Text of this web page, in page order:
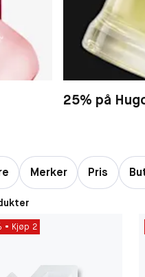
25% på
Merker Pris
Kjøp 2